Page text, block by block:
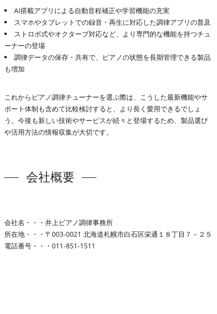
AI搭載アプリによる自動音程補正や学習機能の充実
スマホやタブレットでの録音・再生に対応した調律アプリの普及
ストロボ式やオクターブ対応など、より専門的な機能を持つチュ
ーナーの登場
調律データの保存・共有で、ピアノの状態を長期管理できる製品
も増加
これからピアノ調律チューナーを選ぶ際は、こうした最新機能やサ
ポート体制も含めて比較検討すると、より長く愛用できるでしょ
う。今後も新しい技術やサービスが続々と登場するため、製品選び
や活用方法の情報収集が大切です。
会社概要
会社名・・・井上ピアノ調律事務所
所在地・・・〒003-0021 北海道札幌市白石区栄通１８丁目７－２５
電話番号・・・011-851-1511